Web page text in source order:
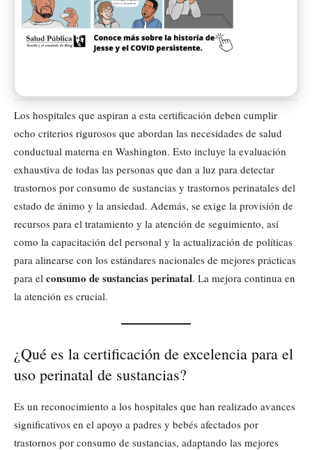
Los hospitales que aspiran a esta certificación deben cumplir
ocho criterios rigurosos que abordan las necesidades de salud
conductual materna en Washington. Esto incluye la evaluación
exhaustiva de todas las personas que dan a luz para detectar
trastornos por consumo de sustancias y trastornos perinatales del
estado de ánimo y la ansiedad. Además, se exige la provisión de
recursos para el tratamiento y la atención de seguimiento, así
como la capacitación del personal y la actualización de políticas
para alinearse con los estándares nacionales de mejores prácticas
para el consumo de sustancias perinatal. La mejora continua en
la atención es crucial.
¿Qué es la certificación de excelencia para el
uso perinatal de sustancias?
Es un reconocimiento a los hospitales que han realizado avances
significativos en el apoyo a padres y bebés afectados por
trastornos por consumo de sustancias, adaptando las mejores